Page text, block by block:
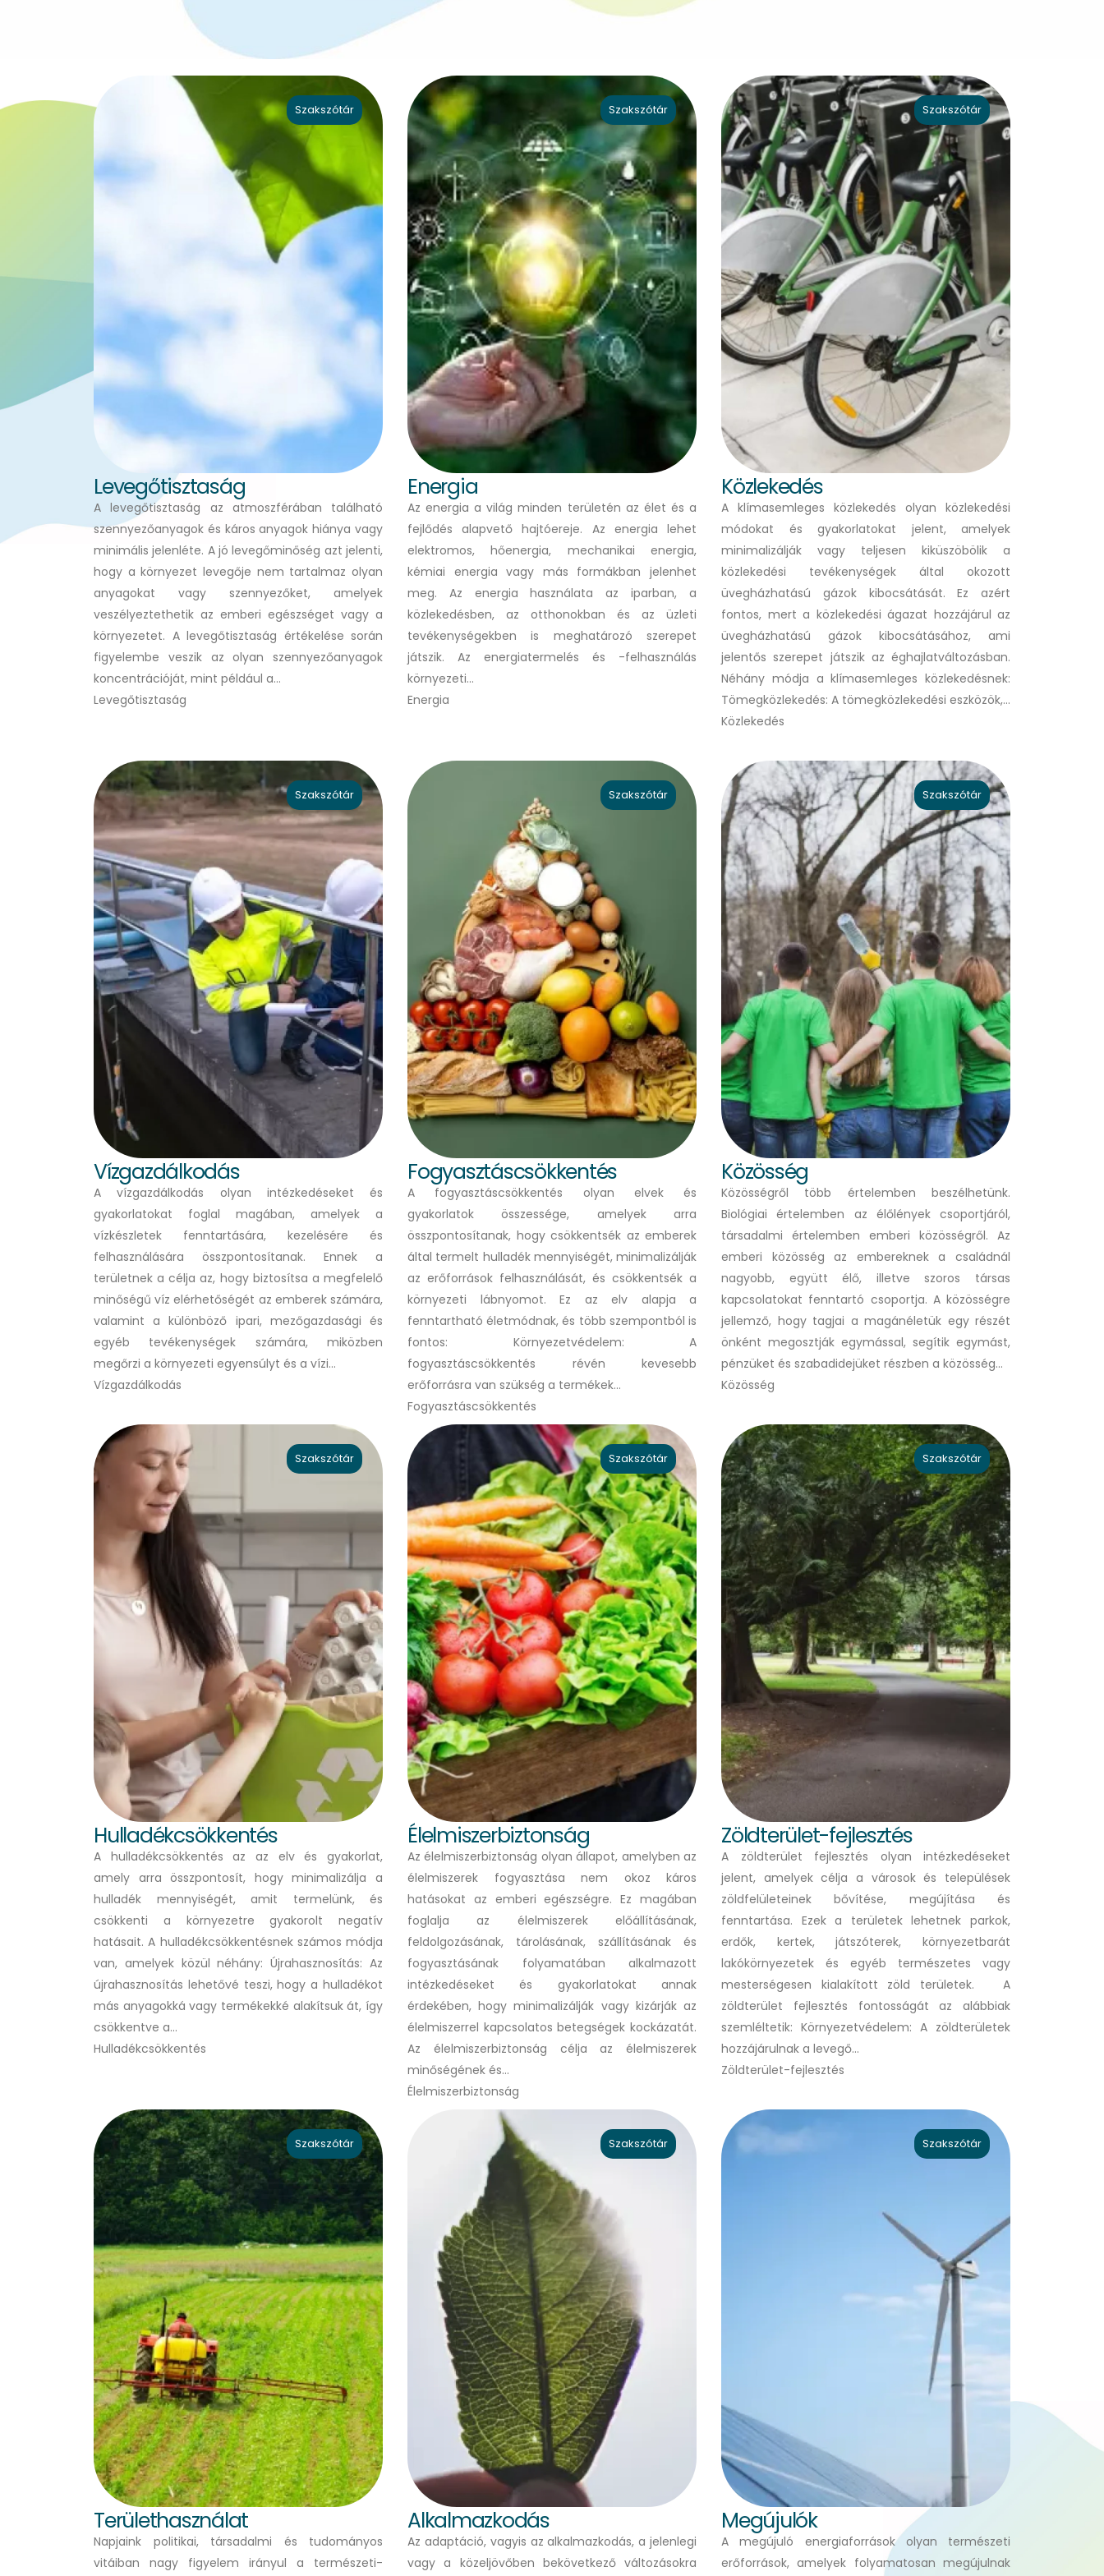
Szakszótár
Levegőtisztaság
A levegőtisztaság az atmoszférában található
szennyezőanyagok és káros anyagok hiánya vagy
minimális jelenléte. A jó levegőminőség azt jelenti,
hogy a környezet levegője nem tartalmaz olyan
anyagokat vagy szennyezőket, amelyek
veszélyeztethetik az emberi egészséget vagy a
környezetet. A levegőtisztaság értékelése során
figyelembe veszik az olyan szennyezőanyagok
koncentrációját, mint például a…
Levegőtisztaság
Szakszótár
Energia
Az energia a világ minden területén az élet és a
fejlődés alapvető hajtóereje. Az energia lehet
elektromos, hőenergia, mechanikai energia,
kémiai energia vagy más formákban jelenhet
meg. Az energia használata az iparban, a
közlekedésben, az otthonokban és az üzleti
tevékenységekben is meghatározó szerepet
játszik. Az energiatermelés és -felhasználás
környezeti…
Energia
Szakszótár
Közlekedés
A klímasemleges közlekedés olyan közlekedési
módokat és gyakorlatokat jelent, amelyek
minimalizálják vagy teljesen kiküszöbölik a
közlekedési tevékenységek által okozott
üvegházhatású gázok kibocsátását. Ez azért
fontos, mert a közlekedési ágazat hozzájárul az
üvegházhatású gázok kibocsátásához, ami
jelentős szerepet játszik az éghajlatváltozásban.
Néhány módja a klímasemleges közlekedésnek:
Tömegközlekedés: A tömegközlekedési eszközök,…
Közlekedés
Szakszótár
Vízgazdálkodás
A vízgazdálkodás olyan intézkedéseket és
gyakorlatokat foglal magában, amelyek a
vízkészletek fenntartására, kezelésére és
felhasználására összpontosítanak. Ennek a
területnek a célja az, hogy biztosítsa a megfelelő
minőségű víz elérhetőségét az emberek számára,
valamint a különböző ipari, mezőgazdasági és
egyéb tevékenységek számára, miközben
megőrzi a környezeti egyensúlyt és a vízi…
Vízgazdálkodás
Szakszótár
Fogyasztáscsökkentés
A fogyasztáscsökkentés olyan elvek és
gyakorlatok összessége, amelyek arra
összpontosítanak, hogy csökkentsék az emberek
által termelt hulladék mennyiségét, minimalizálják
az erőforrások felhasználását, és csökkentsék a
környezeti lábnyomot. Ez az elv alapja a
fenntartható életmódnak, és több szempontból is
fontos: Környezetvédelem: A
fogyasztáscsökkentés révén kevesebb
erőforrásra van szükség a termékek…
Fogyasztáscsökkentés
Szakszótár
Közösség
Közösségről több értelemben beszélhetünk.
Biológiai értelemben az élőlények csoportjáról,
társadalmi értelemben emberi közösségről. Az
emberi közösség az embereknek a családnál
nagyobb, együtt élő, illetve szoros társas
kapcsolatokat fenntartó csoportja. A közösségre
jellemző, hogy tagjai a magánéletük egy részét
önként megosztják egymással, segítik egymást,
pénzüket és szabadidejüket részben a közösség…
Közösség
Szakszótár
Hulladékcsökkentés
A hulladékcsökkentés az az elv és gyakorlat,
amely arra összpontosít, hogy minimalizálja a
hulladék mennyiségét, amit termelünk, és
csökkenti a környezetre gyakorolt ​​negatív
hatásait. A hulladékcsökkentésnek számos módja
van, amelyek közül néhány: Újrahasznosítás: Az
újrahasznosítás lehetővé teszi, hogy a hulladékot
más anyagokká vagy termékekké alakítsuk át, így
csökkentve a…
Hulladékcsökkentés
Szakszótár
Élelmiszerbiztonság
Az élelmiszerbiztonság olyan állapot, amelyben az
élelmiszerek fogyasztása nem okoz káros
hatásokat az emberi egészségre. Ez magában
foglalja az élelmiszerek előállításának,
feldolgozásának, tárolásának, szállításának és
fogyasztásának folyamatában alkalmazott
intézkedéseket és gyakorlatokat annak
érdekében, hogy minimalizálják vagy kizárják az
élelmiszerrel kapcsolatos betegségek kockázatát.
Az élelmiszerbiztonság célja az élelmiszerek
minőségének és…
Élelmiszerbiztonság
Szakszótár
Zöldterület-fejlesztés
A zöldterület fejlesztés olyan intézkedéseket
jelent, amelyek célja a városok és települések
zöldfelületeinek bővítése, megújítása és
fenntartása. Ezek a területek lehetnek parkok,
erdők, kertek, játszóterek, környezetbarát
lakókörnyezetek és egyéb természetes vagy
mesterségesen kialakított zöld területek. A
zöldterület fejlesztés fontosságát az alábbiak
szemléltetik: Környezetvédelem: A zöldterületek
hozzájárulnak a levegő…
Zöldterület-fejlesztés
Szakszótár
Területhasználat
Napjaink politikai, társadalmi és tudományos
vitáiban nagy figyelem irányul a természeti-
Szakszótár
Alkalmazkodás
Az adaptáció, vagyis az alkalmazkodás, a jelenlegi
vagy a közeljövőben bekövetkező változásokra
Szakszótár
Megújulók
A megújuló energiaforrások olyan természeti
erőforrások, amelyek folyamatosan megújulnak